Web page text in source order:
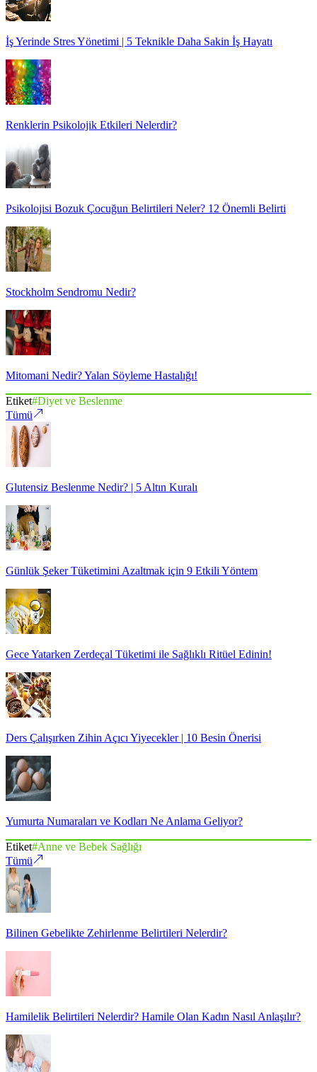
İş Yerinde Stres Yönetimi | 5 Teknikle Daha Sakin İş Hayatı
Renklerin Psikolojik Etkileri Nelerdir?
Psikolojisi Bozuk Çocuğun Belirtileri Neler? 12 Önemli Belirti
Stockholm Sendromu Nedir?
Mitomani Nedir? Yalan Söyleme Hastalığı!
Etiket#Diyet ve Beslenme
Tümü
Glutensiz Beslenme Nedir? | 5 Altın Kuralı
Günlük Şeker Tüketimini Azaltmak için 9 Etkili Yöntem
Gece Yatarken Zerdeçal Tüketimi ile Sağlıklı Ritüel Edinin!
Ders Çalışırken Zihin Açıcı Yiyecekler | 10 Besin Önerisi
Yumurta Numaraları ve Kodları Ne Anlama Geliyor?
Etiket#Anne ve Bebek Sağlığı
Tümü
Bilinen Gebelikte Zehirlenme Belirtileri Nelerdir?
Hamilelik Belirtileri Nelerdir? Hamile Olan Kadın Nasıl Anlaşılır?